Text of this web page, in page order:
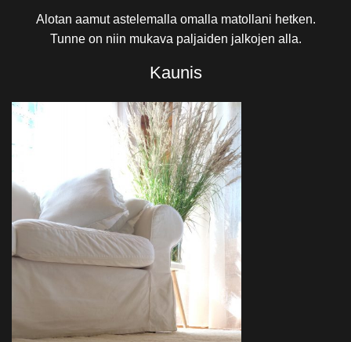
Alotan aamut astelemalla omalla matollani hetken.
Tunne on niin mukava paljaiden jalkojen alla.
Kaunis